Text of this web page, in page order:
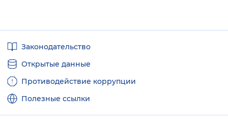
ссылкиЗаконодательство
Открытые данные
Противодействие коррупции
Полезные ссылки